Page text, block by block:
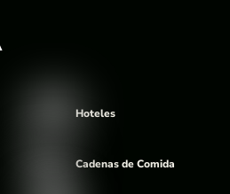
Hoteles
Cadenas de Comida